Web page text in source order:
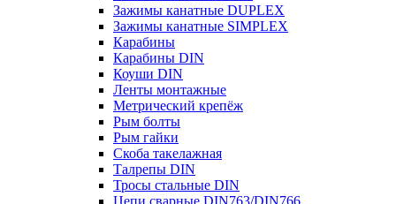
Зажимы канатные DUPLEX
Зажимы канатные SIMPLEX
Карабины
Карабины DIN
Коуши DIN
Ленты монтажные
Метрический крепёж
Рым болты
Рым гайки
Скоба такелажная
Талрепы DIN
Тросы стальные DIN
Цепи сварные DIN763/DIN766